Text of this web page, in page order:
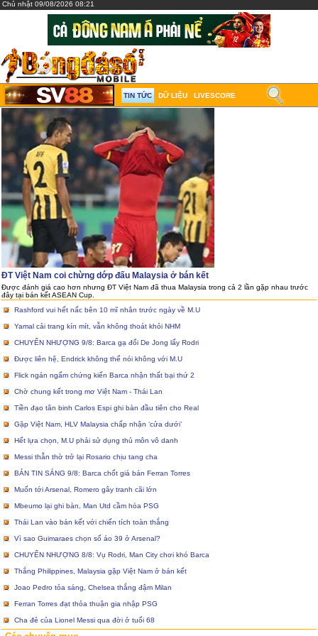
Chủ nhật 09/08/2026 08:21
TIN TỨC DỮ LIỆU LIVESCORE
ĐT Việt Nam coi chừng dớp đấu Malaysia ở bán kết
Được đánh giá cao hơn nhưng ĐT Việt Nam đã thua Malaysia trong cả 2 lần gặp nhau trước
đây tại bán kết ASEAN Cup.
Rashford vui hết nấc bên 10 mĩ nhân trước ngày về M.U
Yamal cải trang kín mít, vẫn không thoát khỏi NHM
CHUYỂN NHƯỢNG 9/8: Barca gạ đổi De Jong lấy Rodri
Được liên hệ, Endrick không thể nói không với M.U
Flick ngán ngẩm chứng kiến Barca nhận thất bại thứ 2
Chờ chung kết trong mơ Việt Nam - Thái Lan
Tiền đạo tân binh Carlos Espi ghi bàn đầu tiên cho Real
Gặp Việt Nam, HLV Malaysia chấp nhận ‘cửa dưới’
Hết lựa chọn, M.U phải sử dụng thủ môn vô danh
Messi thẫn thờ trở lại Rosario chịu tang cha
BẢN TIN SÁNG 9/8: Barca chốt giá bán Ferran Torres
Muốn tới Arsenal, Romero gây tranh cãi lớn
Mbeumo lại ghi bàn, Man Utd cầm hòa PSG
Thái Lan vào bán kết với chiến tích toàn thắng
Vì sao Guimaraes chọn số áo 39 ở Arsenal?
CHUYỂN NHƯỢNG 8/8: Vụ Rodri, Man City chơi khó Barca
Thắng Philippines, Malaysia gặp Việt Nam ở bán kết
Joao Pedro tỏa sáng, Chelsea thắng đậm Milan
Ferran Torres đạt thỏa thuận gia nhập PSG
Cha đẻ của Lionel Messi qua đời ở tuổi 68